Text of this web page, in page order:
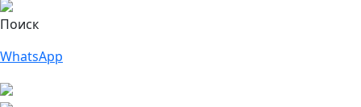
Поиск
WhatsApp